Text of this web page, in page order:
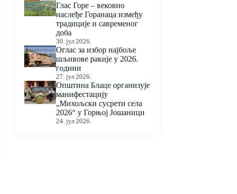
Глас Горе – вековно
наслеђе Горанаца између
традиције и савременог
доба
30. јул 2026.
Оглас за избор најбоље
шљивове ракије у 2026.
години
27. јул 2026.
Општина Блаце организује
манифестацију
„Михољски сусрети села
2026“ у Горњој Јошаници
24. јул 2026.